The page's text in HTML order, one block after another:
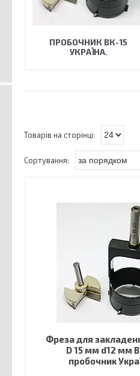
ПРОБОЧНИК ВК-15
УКРАЇНА.
Фреза для
D 15 мм d12 мм
пробочник